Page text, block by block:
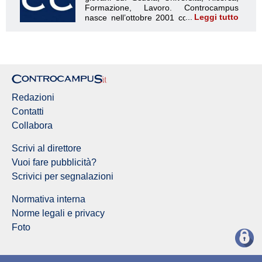
Leggi tutto
Redazioni
Contatti
Collabora
Scrivi al direttore
Vuoi fare pubblicità?
Scrivici per segnalazioni
Normativa interna
Norme legali e privacy
Foto